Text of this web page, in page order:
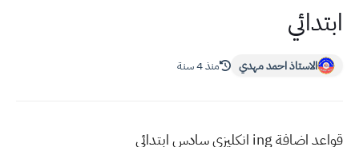
ابتدائي
الاستاذ احمد مهدي منذ 4 سنة
قواعد اضافة ing انكليزي سادس ابتدائي